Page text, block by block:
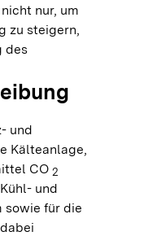
nur, um
zu steigern,
des
und
Kälteanlage,
CO 2
und
sowie für die